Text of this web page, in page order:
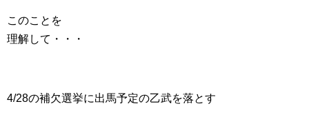
このことを
理解して・・・
4/28の補欠選挙に出馬予定の乙武を落とす